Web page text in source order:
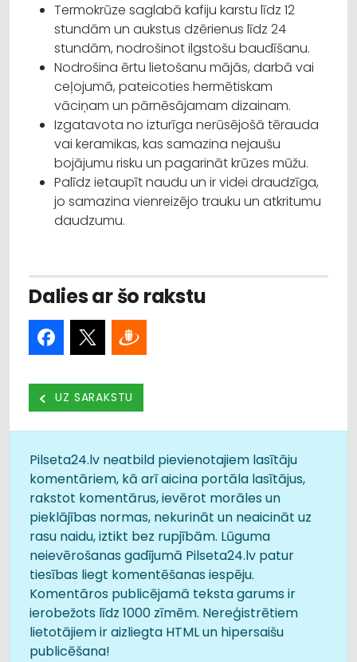
Termokrūze saglabā kafiju karstu līdz 12
stundām un aukstus dzērienus līdz 24
stundām, nodrošinot ilgstošu baudīšanu.
Nodrošina ērtu lietošanu mājās, darbā vai
ceļojumā, pateicoties hermētiskam
vāciņam un pārnēsājamam dizainam.
Izgatavota no izturīga nerūsējošā tērauda
vai keramikas, kas samazina nejaušu
bojājumu risku un pagarināt krūzes mūžu.
Palīdz ietaupīt naudu un ir videi draudzīga,
jo samazina vienreizējo trauku un atkritumu
daudzumu.
Dalies ar šo rakstu
UZ SARAKSTU
Pilseta24.lv neatbild pievienotajiem lasītāju
komentāriem, kā arī aicina portāla lasītājus,
rakstot komentārus, ievērot morāles un
pieklājības normas, nekurināt un neaicināt uz
rasu naidu, iztikt bez rupjībām. Lūguma
neievērošanas gadījumā Pilseta24.lv patur
tiesības liegt komentēšanas iespēju.
Komentāros publicējamā teksta garums ir
ierobežots līdz 1000 zīmēm. Nereģistrētiem
lietotājiem ir aizliegta HTML un hipersaišu
publicēšana!